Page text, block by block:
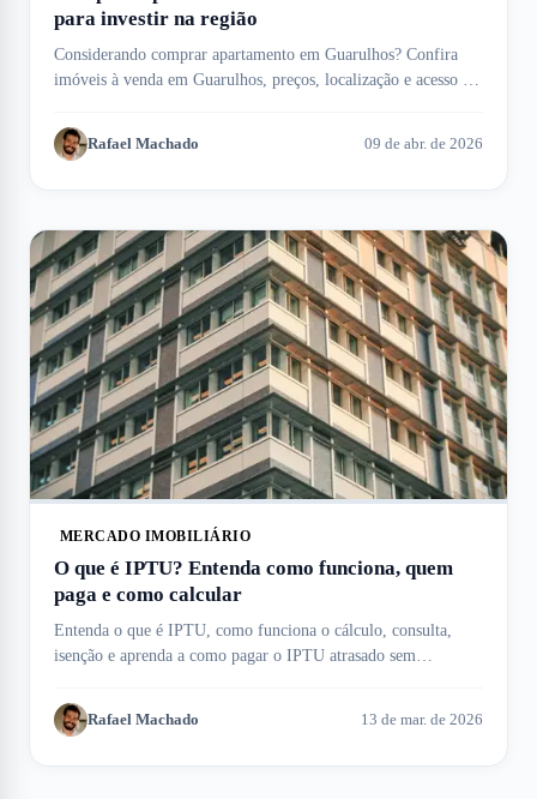
para investir na região
Considerando comprar apartamento em Guarulhos? Confira
imóveis à venda em Guarulhos, preços, localização e acesso ao
Rafael Machado 09 de abr. de 2026
MERCADO IMOBILIÁRIO
O que é IPTU? Entenda como funciona, quem
paga e como calcular
Entenda o que é IPTU, como funciona o cálculo, consulta,
isenção e aprenda a como pagar o IPTU atrasado sem
Rafael Machado 13 de mar. de 2026